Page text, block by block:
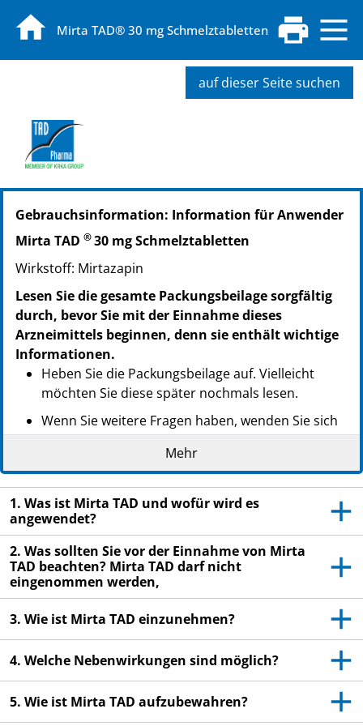
Mirta TAD® 30 mg Schmelztabletten
auf dieser Seite suchen
PZN: 06477200
PPN: 110647720004
PZN: 06477217
Gebrauchsinformation: Information für Anwender
Mirta TAD ®30 mg Schmelztabletten
Wirkstoff: Mirtazapin
Lesen Sie die gesamte Packungsbeilage sorgfältig
durch, bevor Sie mit der Einnahme dieses
Arzneimittels beginnen, denn sie enthält wichtige
Informationen.
Heben Sie die Packungsbeilage auf. Vielleicht
möchten Sie diese später nochmals lesen.
Wenn Sie weitere Fragen haben, wenden Sie sich
an Ihren Arzt oder Apotheker.
Dieses Arzneimittel wurde Ihnen persönlich
verschrieben. Geben Sie es nicht an Dritte weiter.
Es kann anderen Menschen schaden, auch wenn
diese die gleichen Beschwerden haben wie Sie.
Wenn Sie Nebenwirkungen bemerken, wenden Sie
sich an Ihren Arzt oder Apotheker. Dies gilt auch
für Nebenwirkungen, die nicht in dieser
Packungsbeilage angegeben sind.
Mehr
1. Was ist Mirta TAD und wofür wird es
angewendet?
2. Was sollten Sie vor der Einnahme von Mirta
TAD beachten? Mirta TAD darf nicht
eingenommen werden,
3. Wie ist Mirta TAD einzunehmen?
4. Welche Nebenwirkungen sind möglich?
5. Wie ist Mirta TAD aufzubewahren?